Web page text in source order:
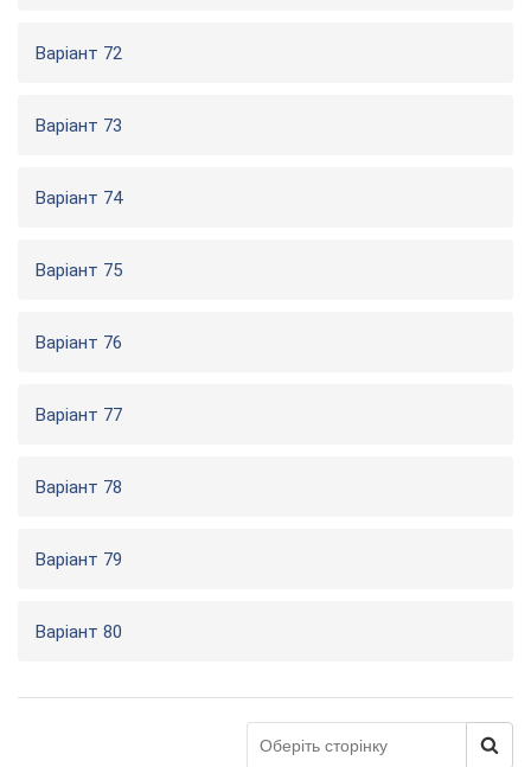
Варіант 72
Варіант 73
Варіант 74
Варіант 75
Варіант 76
Варіант 77
Варіант 78
Варіант 79
Варіант 80